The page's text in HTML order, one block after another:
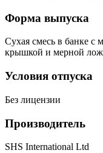
Форма выпуска
Сухая смесь в банке
крышкой и мерной
Условия отпуска
Без лицензии
Производитель
SHS International Ltd